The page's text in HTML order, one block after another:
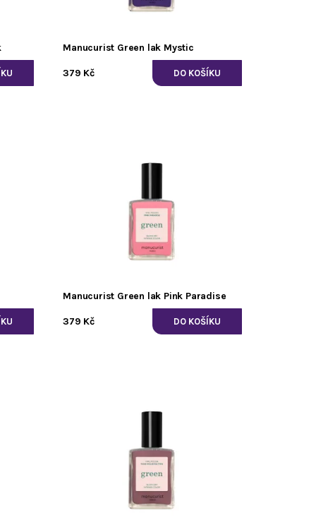
Manucurist Green lak Mystic
379 Kč
Manucurist Green lak Pink Paradise
379 Kč